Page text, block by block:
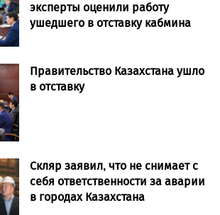
эксперты оценили работу
ушедшего в отставку кабмина
Правительство Казахстана ушло
в отставку
Скляр заявил, что не снимает с
себя ответственности за аварии
в городах Казахстана